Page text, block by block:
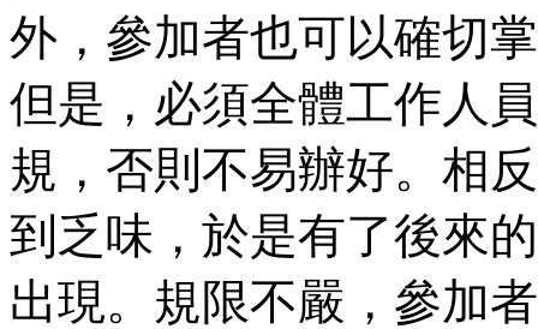
外，參加者也可以確切
但是，必須全體工作人
規，否則不易辦好。相
到乏味，於是有了後來
出現。規限不嚴，參加